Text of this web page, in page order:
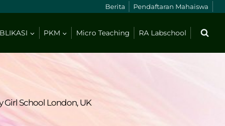
Berita Pendaftaran Mahaiswa
PKM Micro Teaching RA Labschool
Girl School London, UK